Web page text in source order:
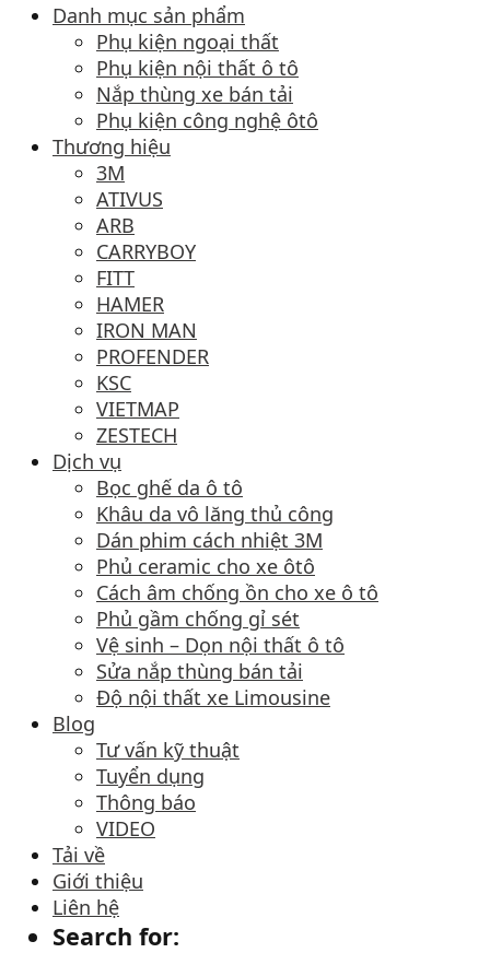
Danh mục sản phẩm
Phụ kiện ngoại thất
Phụ kiện nội thất ô tô
Nắp thùng xe bán tải
Phụ kiện công nghệ ôtô
Thương hiệu
3M
ATIVUS
ARB
CARRYBOY
FITT
HAMER
IRON MAN
PROFENDER
KSC
VIETMAP
ZESTECH
Dịch vụ
Bọc ghế da ô tô
Khâu da vô lăng thủ công
Dán phim cách nhiệt 3M
Phủ ceramic cho xe ôtô
Cách âm chống ồn cho xe ô tô
Phủ gầm chống gỉ sét
Vệ sinh – Dọn nội thất ô tô
Sửa nắp thùng bán tải
Độ nội thất xe Limousine
Blog
Tư vấn kỹ thuật
Tuyển dụng
Thông báo
VIDEO
Tải về
Giới thiệu
Liên hệ
Search for: